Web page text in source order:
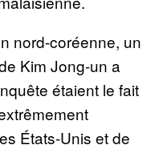
nord-coréenne, un
Kim Jong-un a
étaient le fait
États-Unis et de